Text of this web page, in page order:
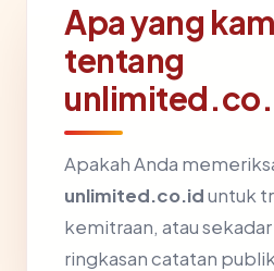
Apa yang
tentang
Apakah Anda
unlimited.co.iduntuk
kemitraan, atau sekadar
ringkasan catatan